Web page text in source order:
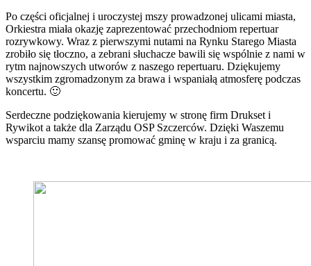
Po części oficjalnej i uroczystej mszy prowadzonej ulicami miasta,
Orkiestra miała okazję zaprezentować przechodniom repertuar
rozrywkowy. Wraz z pierwszymi nutami na Rynku Starego Miasta
zrobiło się tłoczno, a zebrani słuchacze bawili się wspólnie z nami w
rytm najnowszych utworów z naszego repertuaru. Dziękujemy
wszystkim zgromadzonym za brawa i wspaniałą atmosferę podczas
koncertu. 🙂
Serdeczne podziękowania kierujemy w stronę firm Drukset i
Rywikot a także dla Zarządu OSP Szczerców. Dzięki Waszemu
wsparciu mamy szansę promować gminę w kraju i za granicą.